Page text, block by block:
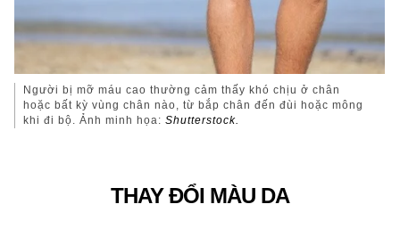
Người bị mỡ máu cao thường cảm thấy khó chịu ở chân
hoặc bất kỳ vùng chân nào, từ bắp chân đến đùi hoặc mông
khi đi bộ. Ảnh minh họa:Shutterstock.
THAY ĐỔI MÀU DA